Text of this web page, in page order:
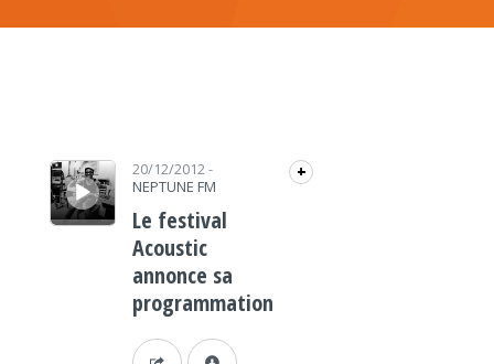
Lecteur audio 20/12/2012-
NEPTUNE FM
+
Le festival
Acoustic
annonce sa
programmation